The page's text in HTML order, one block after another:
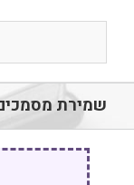
שמירת